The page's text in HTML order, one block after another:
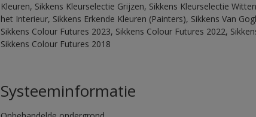
Kleuren, Sikkens Kleurselectie Grijzen, Sikkens Kleurselectie
het Interieur, Sikkens Erkende Kleuren (Painters), Sikkens Van
Sikkens Colour Futures 2023, Sikkens Colour Futures 2022,
Sikkens Colour Futures 2018
Systeeminformatie